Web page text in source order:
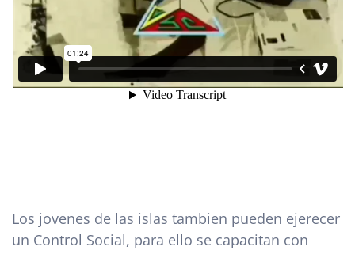
Los jovenes de las islas tambien pueden ejerecer
un Control Social, para ello se capacitan con